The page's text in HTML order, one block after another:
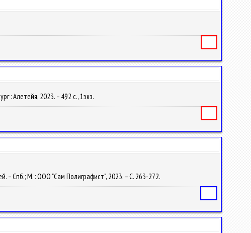
: Алетейя, 2023. – 492 с., 1экз.
– Спб.; М. : ООО "Сам Полиграфист", 2023. – С. 263-272.